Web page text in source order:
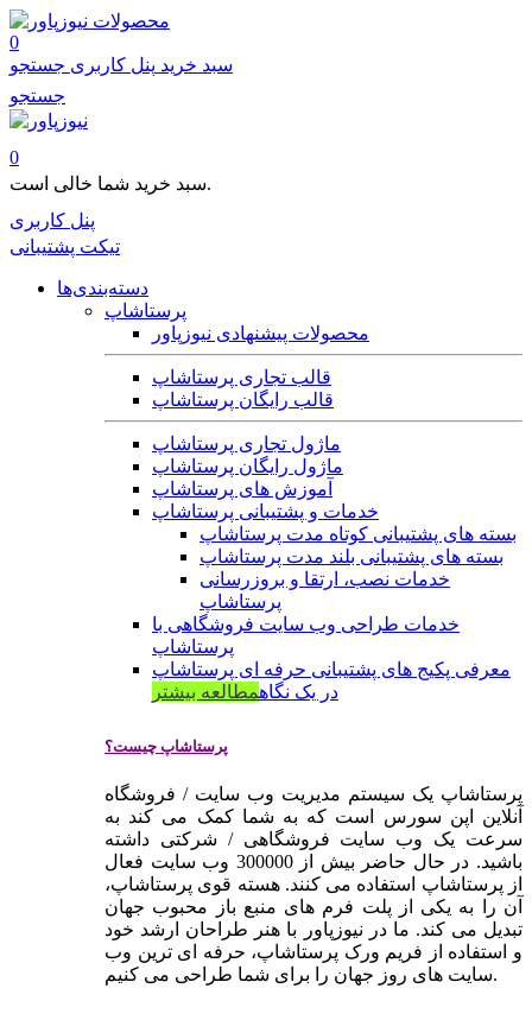
محصولات
0
سبد خرید پنل کاربری جستجو
جستجو
0
سبد خرید شما خالی است.
پنل کاربری
تیکت پشتیبانی
دسته‌بندی‌ها
پرستاشاپ
محصولات پیشنهادی نیوزپاور
قالب تجاری پرستاشاپ
قالب رایگان پرستاشاپ
ماژول تجاری پرستاشاپ
ماژول رایگان پرستاشاپ
آموزش های پرستاشاپ
خدمات و پشتیبانی پرستاشاپ
بسته های پشتیبانی کوتاه مدت پرستاشاپ
بسته های پشتیبانی بلند مدت پرستاشاپ
خدمات نصب، ارتقا و بروزرسانی
پرستاشاپ
خدمات طراحی وب سایت فروشگاهی با
پرستاشاپ
معرفی پکیج های پشتیبانی حرفه ای پرستاشاپ
در یک نگاهمطالعه بیشتر
پرستاشاپ چیست؟
پرستاشاپ یک سیستم مدیریت وب سایت / فروشگاه
آنلاین اپن سورس است که به شما کمک می کند به
سرعت یک وب سایت فروشگاهی / شرکتی داشته
باشید. در حال حاضر بیش از 300000 وب سایت فعال
از پرستاشاپ استفاده می کنند. هسته قوی پرستاشاپ،
آن را به یکی از پلت فرم های منبع باز محبوب جهان
تبدیل می کند. ما در نیوزپاور با هنر طراحان ارشد خود
و استفاده از فریم ورک پرستاشاپ، حرفه ای ترین وب
سایت های روز جهان را برای شما طراحی می کنیم.